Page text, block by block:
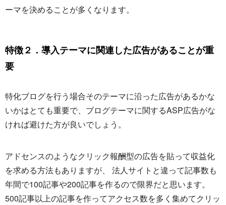
ーマを決めることが多くなります。
特徴２．導入テーマに関連した広告があることが重
要
特化ブログを行う場合そのテーマに沿った広告があるかな
いかはとても重要で、ブログテーマに関するASP広告がな
ければ避けた方が良いでしょう。
アドセンスのようなクリック報酬型の広告を貼って収益化
を求める方法もありますが、 法人サイトと違って記事数も
年間で100記事や200記事を作るので限界だと思います。
500記事以上の記事を作ってアクセス数を多く集めてクリッ